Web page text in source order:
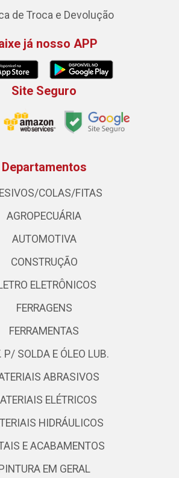
de Troca e Devolução
já nosso APP
Site Seguro
Departamentos
COLAS/FITAS
AGROPECUÁRIA
AUTOMOTIVA
CONSTRUÇÃO
ELETRÔNICOS
FERRAGENS
FERRAMENTAS
P/ SOLDA E ÓLEO LUB.
ABRASIVOS
ELÉTRICOS
HIDRÁULICOS
E ACABAMENTOS
PINTURA EM GERAL